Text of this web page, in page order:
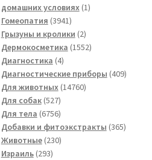
домашних условиях 11
Гомеопатия 39413941
товар
Грызуны и кролики 22
товара
Дермокосметика 15521552
Диагностика 44
товара
Диагностические приборы 409409
Для животных 1476014760
Для собак 527527
товаров
Для тела 67566756
товаров
Добавки и фитоэкстракты 365365
Животные 230230
Израиль 293293